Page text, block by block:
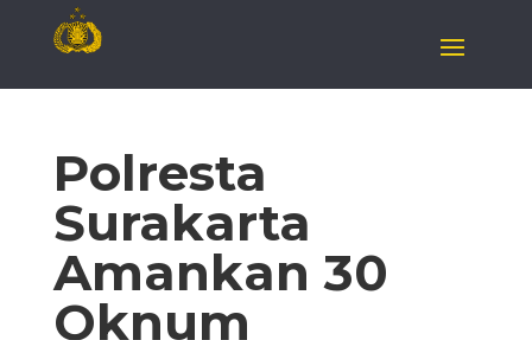
Polresta
Surakarta
Amankan 30
Oknum